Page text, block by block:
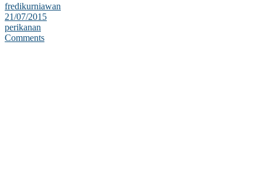
fredikurniawan
21/07/2015
perikanan
Comments